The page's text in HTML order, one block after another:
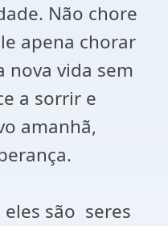
Não chore
apena chorar
nova vida sem
a sorrir e
amanhã,
são seres